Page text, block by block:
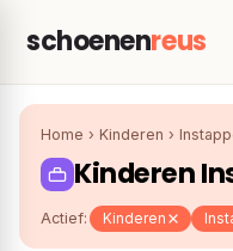
schoenenreus
Home › Kinderen ›
Kinderen
Actief: Kinderen